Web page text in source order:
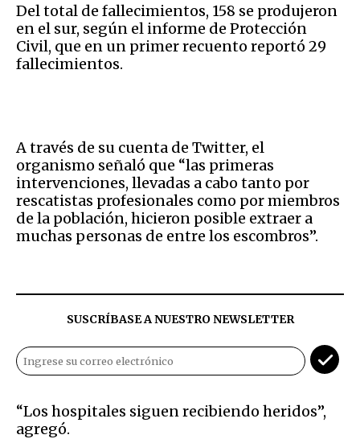
Del total de fallecimientos, 158 se produjeron
en el sur, según el informe de Protección
Civil, que en un primer recuento reportó 29
fallecimientos.
A través de su cuenta de Twitter, el
organismo señaló que “las primeras
intervenciones, llevadas a cabo tanto por
rescatistas profesionales como por miembros
de la población, hicieron posible extraer a
muchas personas de entre los escombros”.
SUSCRÍBASE A NUESTRO NEWSLETTER
“Los hospitales siguen recibiendo heridos”,
agregó.